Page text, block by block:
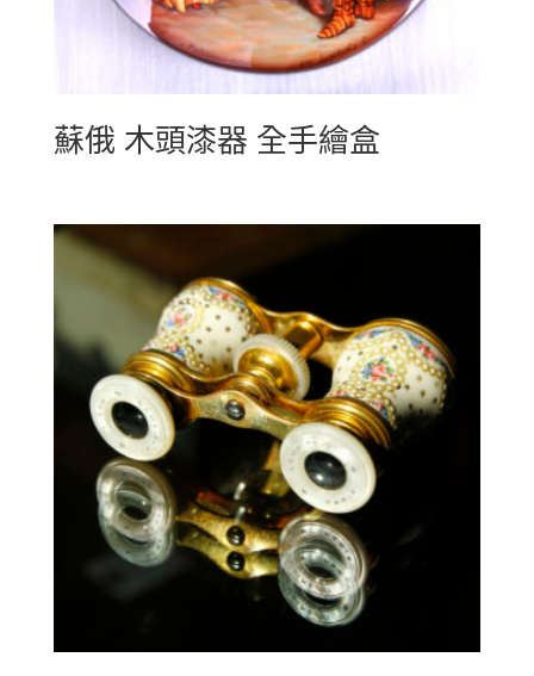
蘇俄 木頭漆器 全手繪盒